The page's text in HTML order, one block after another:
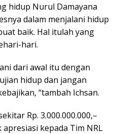
hidup Nurul Damayana
dalam menjalani hidup
baik. Hal itulah yang
hari.
dari awal itu dengan
hidup dan jangan
“tambah Ichsan.
Rp. 3.000.000.000,–
kepada Tim NRL